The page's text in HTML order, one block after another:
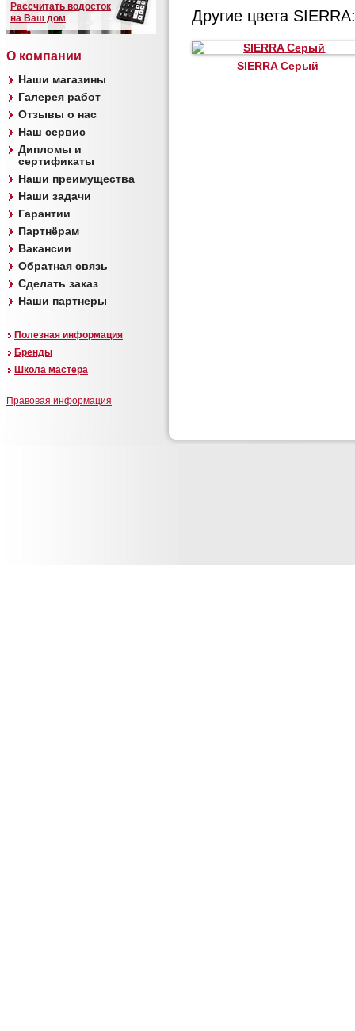
Рассчитать водосток
на Ваш дом
О компании
Наши магазины
Галерея работ
Отзывы о нас
Наш сервис
Дипломы и
сертификаты
Наши преимущества
Наши задачи
Гарантии
Партнёрам
Вакансии
Обратная связь
Сделать заказ
Наши партнеры
Полезная информация
Бренды
Школа мастера
Правовая информация
Другие цвета SIERRA:
SIERRA Серый